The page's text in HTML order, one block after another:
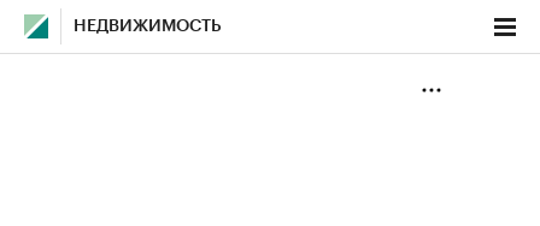
НЕДВИЖИМОСТЬ